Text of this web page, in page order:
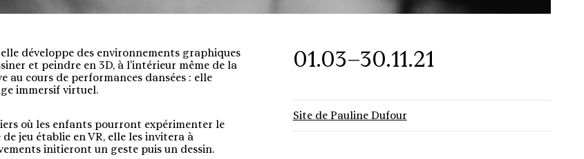
développe des environnements graphiques
et peindre en 3D, à l'intérieur même de la
au cours de performances dansées : elle
immersif virtuel.
où les enfants pourront expérimenter le
jeu établie en VR, elle les invitera à
initieront un geste puis un dessin.
01.03–30.11.21
Site de Pauline Dufour